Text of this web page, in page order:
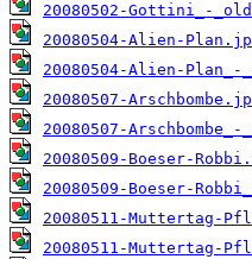
20080502-Gottini_-
20080504-Alien-
20080504-Alien-Plan_-
20080507-
20080507-
20080509-Boeser-
20080509-Boeser-
20080511-Muttertag-
20080511-Muttertag-